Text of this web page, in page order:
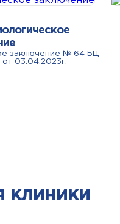
заключение № 64 БЦ
03.04.2023г.
клиники